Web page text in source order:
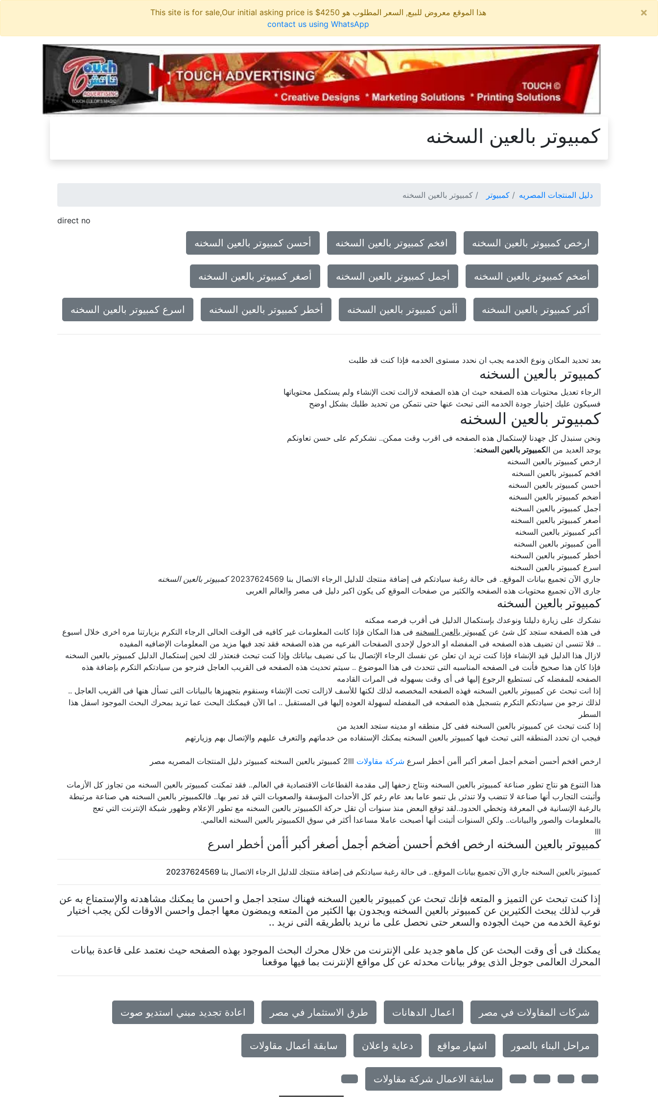
هذا الموقع معروض للبيع, السعر المطلوب هو 4250$ This site is for sale,Our initial asking price is
contact us using WhatsApp
×
كمبيوتر بالعين السخنه
دليل المنتجات المصريه كمبيوتر كمبيوتر بالعين السخنه
direct no
ارخص كمبيوتر بالعين السخنه افخم كمبيوتر بالعين السخنه أحسن كمبيوتر بالعين السخنه
أضخم كمبيوتر بالعين السخنه أجمل كمبيوتر بالعين السخنه أصغر كمبيوتر بالعين السخنه
أكبر كمبيوتر بالعين السخنه أأمن كمبيوتر بالعين السخنه أخطر كمبيوتر بالعين السخنه اسرع كمبيوتر بالعين السخنه
بعد تحديد المكان ونوع الخدمه يجب ان نحدد مستوى الخدمه فإذا كنت قد طلبت
كمبيوتر بالعين السخنه
الرجاء تعديل محتويات هذه الصفحه حيث ان هذه الصفحه لازالت تحت الإنشاء ولم يستكمل محتوياتها
فسيكون عليك إختيار جودة الخدمه التى تبحث عنها حتى نتمكن من تحديد طلبك بشكل اوضح
كمبيوتر بالعين السخنه
ونحن سنبذل كل جهدنا لإستكمال هذه الصفحه فى اقرب وقت ممكن.. نشكركم على حسن تعاونكم
يوجد العديد من الكمبيوتر بالعين السخنه:
ارخص كمبيوتر بالعين السخنه
افخم كمبيوتر بالعين السخنه
أحسن كمبيوتر بالعين السخنه
أضخم كمبيوتر بالعين السخنه
أجمل كمبيوتر بالعين السخنه
أصغر كمبيوتر بالعين السخنه
أكبر كمبيوتر بالعين السخنه
أأمن كمبيوتر بالعين السخنه
أخطر كمبيوتر بالعين السخنه
اسرع كمبيوتر بالعين السخنه
جاري الآن تجميع بيانات الموقع.. فى حالة رغبة سيادتكم فى إضافة منتجك للدليل الرجاء الاتصال بنا 20237624569
كمبيوتر بالعين السخنه
جارى الآن تجميع محتويات هذه الصفحه والكثير من صفحات الموقع كى يكون اكبر دليل فى مصر والعالم العربى
كمبيوتر بالعين السخنه
نشكرك على زيارة دليلنا ونوعدك بإستكمال الدليل فى أقرب فرصه ممكنه
فى هذه الصفحه ستجد كل شئ عن كمبيوتر بالعين السخنه فى هذا المكان فإذا كانت المعلومات غير كافيه فى الوقت الحالى الرجاء التكرم بزيارتنا مره اخرى خلال اسبوع
.. فلا تنسى ان تضيف هذه الصفحه فى المفضله او الدخول لإحدى الصفحات الفرعيه من هذه الصفحه فقد تجد فيها مزيد من المعلومات الإضافيه المفيده
لازال هذا الدليل قيد الإنشاء فإذا كنت تريد ان تعلن عن نفسك الرجاء الإتصال بنا كى نضيف بياناتك وإذا كنت تبحث فنعتذر لك لحين إستكمال الدليل كمبيوتر بالعين السخنه
فإذا كان هذا صحيح فأنت فى الصفحه المناسبه التى تتحدث فى هذا الموضوع .. سيتم تحديث هذه الصفحه فى القريب العاجل فنرجو من سيادتكم التكرم بإضافة هذه
الصفحه للمفضله كى تستطيع الرجوع إليها فى أى وقت بسهوله فى المرات القادمه
إذا انت تبحث عن كمبيوتر بالعين السخنه فهذه الصفحه المخصصه لذلك لكنها للأسف لازالت تحت الإنشاء وسنقوم بتجهيزها بالبيانات التى تسأل هنها فى القريب العاجل ..
لذلك نرجو من سيادتكم التكرم بتسجيل هذه الصفحه فى المفضله لسهولة العوده إليها فى المستقبل .. اما الآن فيمكنك البحث عما تريد بمحرك البحث الموجود اسفل هذا
السطر
إذا كنت تبحث عن كمبيوتر بالعين السخنه ففى كل منطقه او مدينه ستجد العديد من
فيجب ان تحدد المنطقه التى تبحث فيها كمبيوتر بالعين السخنه يمكنك الإستفاده من خدماتهم والتعرف عليهم والإتصال بهم وزيارتهم
ارخص افخم أحسن أضخم أجمل أصغر أكبر أأمن أخطر اسرع شركة مقاولات
هذا التنوع هو نتاج تطور صناعة كمبيوتر بالعين السخنه ونتاج زحفها إلى مقدمة القطاعات الاقتصادية في العالم.. فقد تمكنت كمبيوتر بالعين السخنه من تجاوز كل الأزمات
وأثبتت التجارب أنها صناعة لا تنضب ولا تندثر, بل تنمو عاما بعد عام رغم كل الأحداث المؤسفة والصعوبات التي قد تمر بها.. فالكمبيوتر بالعين السخنه هي صناعة مرتبطة
بالرغبة الإنسانية في المعرفة وتخطي الحدود..لقد توقع البعض منذ سنوات أن تقل حركة الكمبيوتر بالعين السخنه مع تطور الإعلام وظهور شبكة الإنترنت التي تعج
بالمعلومات والصور والبيانات.. ولكن السنوات أثبتت أنها أصبحت عاملا مساعدا أكثر في سوق الكمبيوتر بالعين السخنه العالمي.
lll
كمبيوتر بالعين السخنه ارخص افخم أحسن أضخم أجمل أصغر أكبر أأمن أخطر اسرع
كمبيوتر بالعين السخنه جاري الآن تجميع بيانات الموقع.. فى حالة رغبة سيادتكم فى إضافة منتجك للدليل الرجاء الاتصال بنا 20237624569
إذا كنت تبحث عن التميز و المتعه فإنك تبحث عن كمبيوتر بالعين السخنه فهناك ستجد اجمل و احسن ما يمكنك مشاهدته والإستمتاع به عن
قرب لذلك يبحث الكثيرين عن كمبيوتر بالعين السخنه ويجدون بها الكثير من المتعه ويمضون معها اجمل واحسن الاوقات لكن يجب اختيار
نوعية الخدمه من حيث الجوده والسعر حتى نحصل على ما نريد بالطريقه التى نريد ..
يمكنك فى أى وقت البحث عن كل ماهو جديد على الإنترنت من خلال محرك البحث الموجود بهذه الصفحه حيث نعتمد على قاعدة بيانات
المحرك العالمى جوجل الذى يوفر بيانات محدثه عن كل مواقع الإنترنت بما فيها موقعنا
شركات المقاولات في مصر اعمال الدهانات طرق الاستثمار في مصر اعادة تجديد مبني استديو صوت
مراحل البناء بالصور اشهار مواقع دعاية واعلان سابقة أعمال مقاولات
سابقة الاعمال شركة مقاولات